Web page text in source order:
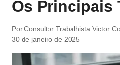
Os Principais
Por Consultor Trabalhista Victor
30 de janeiro de 2025